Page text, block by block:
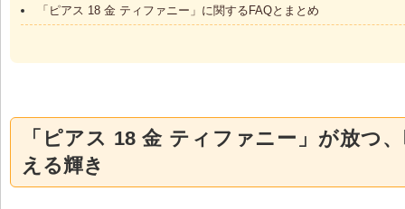
「ピアス 18 金 ティファニー」に関するFAQとまとめ
「ピアス 18 金 ティファニー」が放つ
える輝き